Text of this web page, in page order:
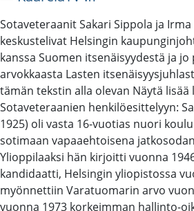
Sotaveteraanit Sakari Sippola ja
keskustelivat Helsingin
kanssa Suomen itsenäisyydestä ja
arvokkaasta Lasten
tämän tekstin alla olevan Näytä lisää
Sotaveteraanien henkilöesittelyyn:
1925) oli vasta 16-vuotias nuori
sotimaan vapaaehtoisena
Ylioppilaaksi hän kirjoitti vuonna
kandidaatti, Helsingin yliopistossa
myönnettiin Varatuomarin arvo
vuonna 1973 korkeimman hallinto-